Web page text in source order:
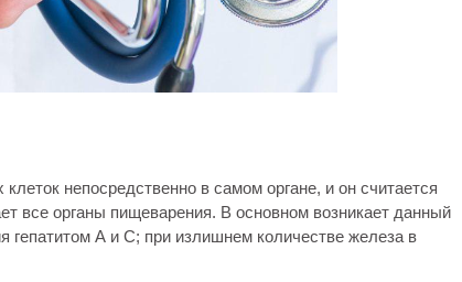
непосредственно в самом органе, и он считается
все органы пищеварения. В основном возникает данный
гепатитом А и С; при излишнем количестве железа в